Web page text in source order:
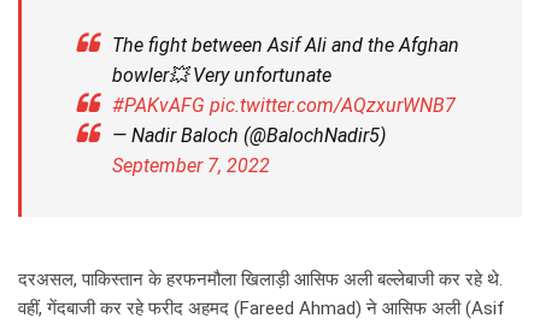
The fight between Asif Ali and the Afghan
bowler💥 Very unfortunate
#PAKvAFG pic.twitter.com/AQzxurWNB7
— Nadir Baloch (@BalochNadir5)
September 7, 2022
दरअसल, पाकिस्तान के हरफनमौला खिलाड़ी आसिफ अली बल्लेबाजी कर रहे थे.
वहीं, गेंदबाजी कर रहे फरीद अहमद (Fareed Ahmad) ने आसिफ अली (Asif